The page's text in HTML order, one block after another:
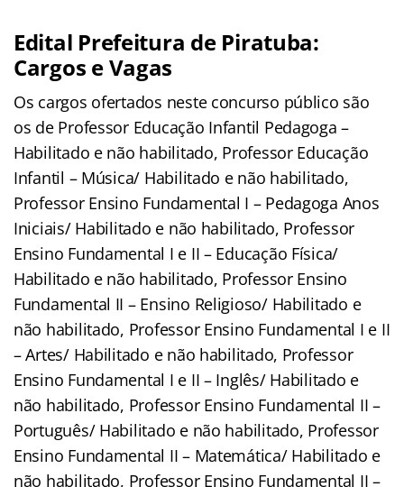
Edital Prefeitura de Piratuba:
Cargos e Vagas
Os cargos ofertados neste concurso público são
os de Professor Educação Infantil Pedagoga –
Habilitado e não habilitado, Professor Educação
Infantil – Música/ Habilitado e não habilitado,
Professor Ensino Fundamental I – Pedagoga Anos
Iniciais/ Habilitado e não habilitado, Professor
Ensino Fundamental I e II – Educação Física/
Habilitado e não habilitado, Professor Ensino
Fundamental II – Ensino Religioso/ Habilitado e
não habilitado, Professor Ensino Fundamental I e II
– Artes/ Habilitado e não habilitado, Professor
Ensino Fundamental I e II – Inglês/ Habilitado e
não habilitado, Professor Ensino Fundamental II –
Português/ Habilitado e não habilitado, Professor
Ensino Fundamental II – Matemática/ Habilitado e
não habilitado, Professor Ensino Fundamental II –